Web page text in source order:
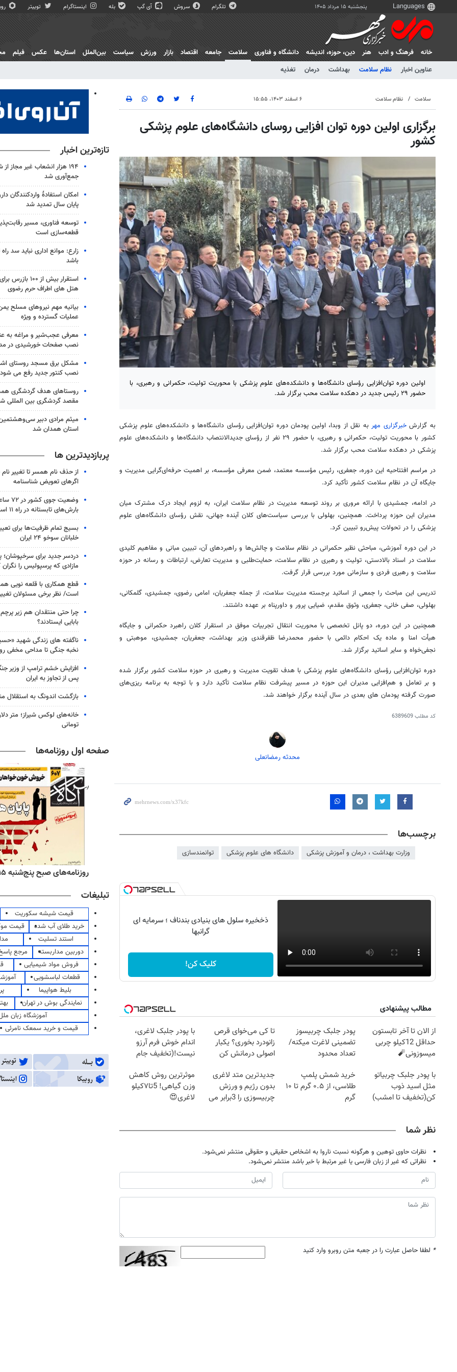
پنجشنبه ۱۵ مرداد ۱۴۰۵ تلگرام سروش آی گپ بله اینستاگرام توییتر
خانه فرهنگ و ادب هنر دين، حوزه، انديشه دانشگاه و فناوری
سلامت
عناوین اخبار
نظام سلامت بهداشت درمان تغذیه
جامعه اقتصاد بازار ورزش سیاست بین‌الملل استان‌ها عکس فیلم
سلامت نظام سلامت ۶ اسفند ۱۴۰۳، ۱۵:۵۵
برگزاری اولین دوره توان افزایی روسای دانشگاه‌های علوم پزشکی
کشور
اولین دوره توان‌افزایی رؤسای دانشگاه‌ها و دانشکده‌های علوم پزشکی با محوریت تولیت، حکمرانی و رهبری، با
حضور ۲۹ رئیس جدید در دهکده سلامت محب برگزار شد.
به گزارشخبرگزاری مهربه نقل از وبدا، اولین پودمان دوره توان‌افزایی رؤسای دانشگاه‌ها و دانشکده‌های علوم پزشکی
کشور با محوریت تولیت، حکمرانی و رهبری، با حضور ۲۹ نفر از رؤسای
جدیدالانتصاب دانشگاه‌ها و دانشکده‌های علوم
پزشکی در دهکده سلامت محب برگزار شد.
در مراسم افتتاحیه این دوره، جعفری، رئیس مؤسسه معتمد، ضمن معرفی مؤسسه، بر اهمیت حرفه‌ای‌گرایی مدیریت و
جایگاه آن در نظام سلامت کشور تأکید کرد.
در ادامه، جمشیدی با ارائه مروری بر روند توسعه مدیریت در نظام سلامت ایران، به لزوم ایجاد درک مشترک میان
مدیران این حوزه پرداخت. همچنین، بهلولی با بررسی سیاست‌های کلان آینده جهانی، نقش رؤسای دانشگاه‌های علوم
پزشکی را در تحولات پیش‌رو تبیین کرد.
در این دوره آموزشی، مباحثی نظیر حکمرانی در نظام سلامت و چالش‌ها و راهبردهای آن، تبیین مبانی و مفاهیم کلیدی
سلامت در اسناد بالادستی، تولیت و رهبری در نظام سلامت، حمایت‌طلبی و مدیریت تعارض، ارتباطات و رسانه در حوزه
سلامت و رهبری فردی و سازمانی مورد بررسی قرار گرفت.
تدریس این مباحث را جمعی از اساتید برجسته مدیریت سلامت، از جمله جعفریان، امامی رضوی، جمشیدی، گلمکانی،
بهلولی، صفی خانی، جعفری، وثوق مقدم، ضیایی پرور و داورپناه بر عهده داشتند.
همچنین در این دوره، دوپانل تخصصی با محوریت انتقال تجربیات موفق در استقرار کلان راهبرد حکمرانی و جایگاه
هیأت امنا و ماده یک احکام دائمی با حضور محمدرضاظفرقندی وزیر بهداشت، جعفریان، جمشیدی، موهبتی و
نجفی‌خواه و سایر اساتید برگزار شد.
دوره توان‌افزایی رؤسای دانشگاه‌های علوم پزشکی با هدف تقویت مدیریت و رهبری در حوزه سلامت کشور برگزار شده
و بر تعامل و هم‌افزایی مدیران این حوزه در مسیر پیشرفت نظام سلامت تأکید دارد و با توجه به برنامه ریزی‌های
صورت گرفته پودمان های بعدی در سال آینده برگزار خواهند شد.
کد مطلب6389609
محدثه رمضانعلی
برچسب‌ها
وزارت بهداشت ، درمان و آموزش پزشکی دانشگاه های علوم پزشکی توانمندسازی
ذخخیره سلول های بنیادی بندناف ؛ سرمایه ای
گرانبها
کلیک کن!
مطالب پیشنهادی
از الان تا آخر تابستون
حداقل 12کیلو چربی
میسوزونی🧨
پودر جلبک چربیسوز
تضمینی لاغرت میکنه/
تعداد محدود
تا کی می‌خوای قرص
زانودرد بخوری؟ یکبار
اصولی درمانش کن
با پودر جلبک لاغری،
اندام خوش فرم آرزو
نیست!(تخفیف جام
با پودر جلبک چربیاتو
مثل اسید ذوب
کن(تخفیف تا امشب)
خرید شمش پلمپ
طلاسی، از ۰.۵ گرم تا ۱۰
گرم
جدیدترین متد لاغری
بدون رژیم و ورزش
چربیسوزی را 3برابر می
موثرترین روش کاهش
وزن گیاهی! 5تا۷کیلو
لاغری😍
نظر شما
نظرات حاوی توهین و هرگونه نسبت ناروا به اشخاص حقیقی و حقوقی منتشر نمی‌شود.
نظراتی که غیر از زبان فارسی یا غیر مرتبط با خبر باشد منتشر نمی‌شود.
* لطفا حاصل عبارت را در جعبه متن روبرو وارد کنید
تازه‌ترین اخبار
۱۹۴ هزار انشعاب غیر مجاز
جمع‌آوری شد
امکان استفادۀ واردکنندگان
پایان سال تمدید شد
توسعه فناوری، مسیر
قطعه‌سازی است
زارع: موانع اداری نباید سد
باشد
استقرار بیش از
هتل های اطراف حرم رضوی
بیانیه مهم نیروهای مسلح
عملیات گسترده و ویژه
معرفی عجب‌شیر و مراغه به
نصب صفحات خورشیدی در
مشکل برق مسجد روستای
نصب کنتور جدید رفع می شود
روستاهای هدف گردشگری
مقصد گردشگری بین المللی
میثم مرادی دبیر سی‌وهشتمین
استان همدان شد
پربازدیدترین ها
از حذف نام همسر تا تغییر نام
اگرهای تعویض شناسنامه
وضعیت
بارش‌های تابستانه در راه ۱۱ استان
بسیج تمام ظرفیت‌ها برای
خلبانان سوخو ۲۴ ایران
دردسر جدید برای سرخپوشان؛
مازادی که پرسپولیس را نگران
قطع همکاری با قلعه نویی
است/ نظر برخی مسئولان
چرا حتی منتقدان هم زیر
بابایی ایستادند؟
ناگفته های زندگی شهید
نخبه جنگی تا مداحی مخفی
افزایش خشم ترامپ از وزیر
پس از تجاوز به ایران
بازگشت اندونگ به استقلال
خانه‌های لوکس شیراز؛ متر
تومانی
صفحه اول روزنامه‌ها
روزنامه‌های صبح پنج‌شنبه ۱۵ مرداد ۱۴۰۵
تبلیغات
قیمت شیشه سکوریت
خرید طلای آب شده
قیمت
استند تسلیت
دوربین مداربسته
مرجع
فروش مواد شیمیایی
قطعات لباسشویی
بلیط هواپیما
نمایندگی بوش در تهران
آموزشگاه زبان
قیمت و خرید سمعک نامرئی